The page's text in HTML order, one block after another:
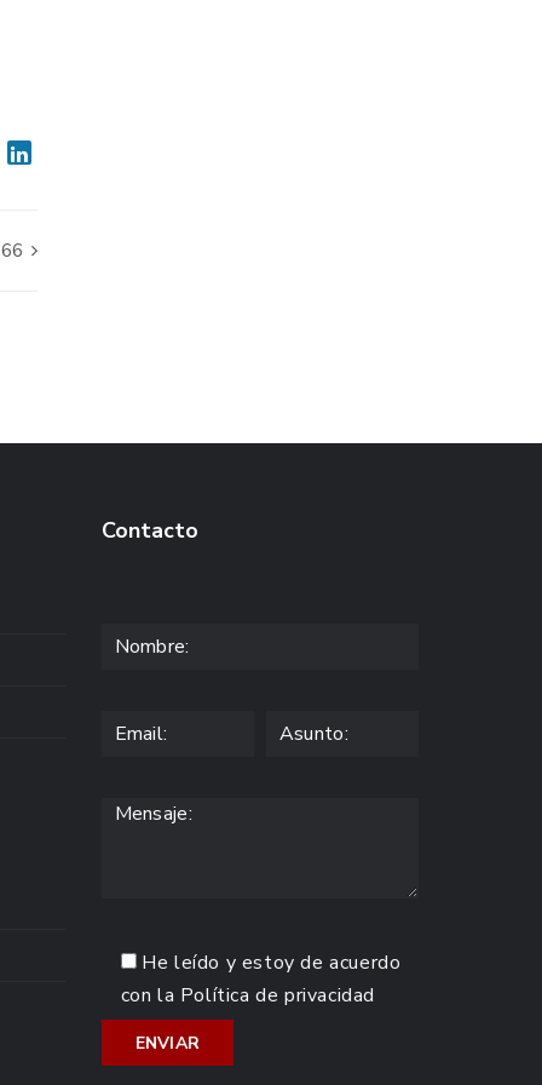
Contacto
He leído y estoy de acuerdo
con la Política de privacidad